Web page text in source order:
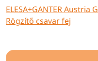
ELESA+GANTER Austria
Rögzítő csavar fej